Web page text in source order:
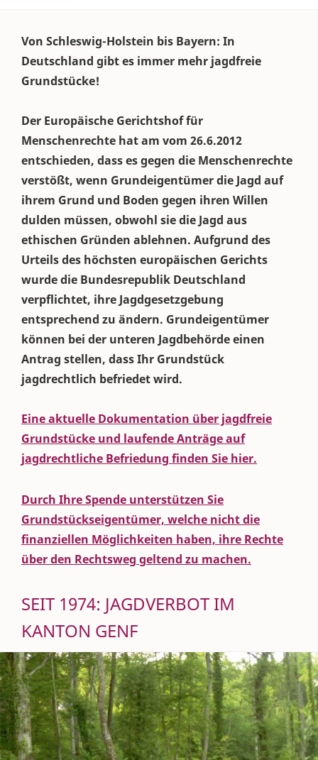
Von Schleswig-Holstein bis Bayern: In
Deutschland gibt es immer mehr jagdfreie
Grundstücke!
Der Europäische Gerichtshof für
Menschenrechte hat am vom 26.6.2012
entschieden, dass es gegen die Menschenrechte
verstößt, wenn Grundeigentümer die Jagd auf
ihrem Grund und Boden gegen ihren Willen
dulden müssen, obwohl sie die Jagd aus
ethischen Gründen ablehnen. Aufgrund des
Urteils des höchsten europäischen Gerichts
wurde die Bundesrepublik Deutschland
verpflichtet, ihre Jagdgesetzgebung
entsprechend zu ändern. Grundeigentümer
können bei der unteren Jagdbehörde einen
Antrag stellen, dass Ihr Grundstück
jagdrechtlich befriedet wird.
Eine aktuelle Dokumentation über jagdfreie
Grundstücke und laufende Anträge auf
jagdrechtliche Befriedung finden Sie hier.
Durch Ihre Spende unterstützen Sie
Grundstückseigentümer, welche nicht die
finanziellen Möglichkeiten haben, ihre Rechte
über den Rechtsweg geltend zu machen.
SEIT 1974: JAGDVERBOT IM
KANTON GENF